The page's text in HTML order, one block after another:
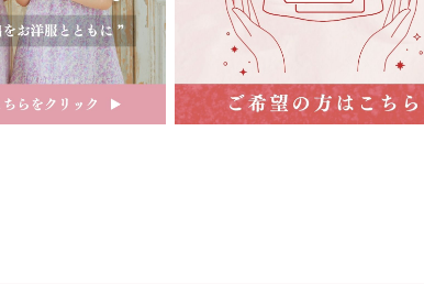
名古屋栄 三越 7F 子供服売場
店舗詳細へ
そごう横浜店
子供服売場
【開催期間】
2026.08.1 ～ 2026.08.18